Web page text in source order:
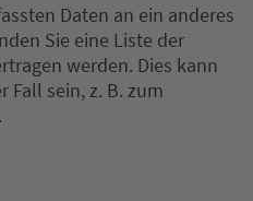
Daten an ein anderes
Sie eine Liste der
werden. Dies kann
Fall sein, z. B. zum